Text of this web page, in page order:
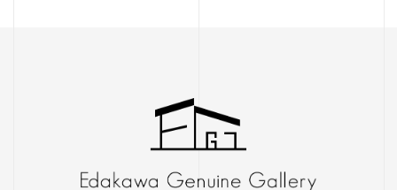
クローバーハウスセミナー